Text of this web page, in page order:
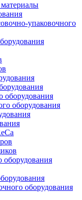
упаковочного
оборудования
оборудования
оборудования
оборудования